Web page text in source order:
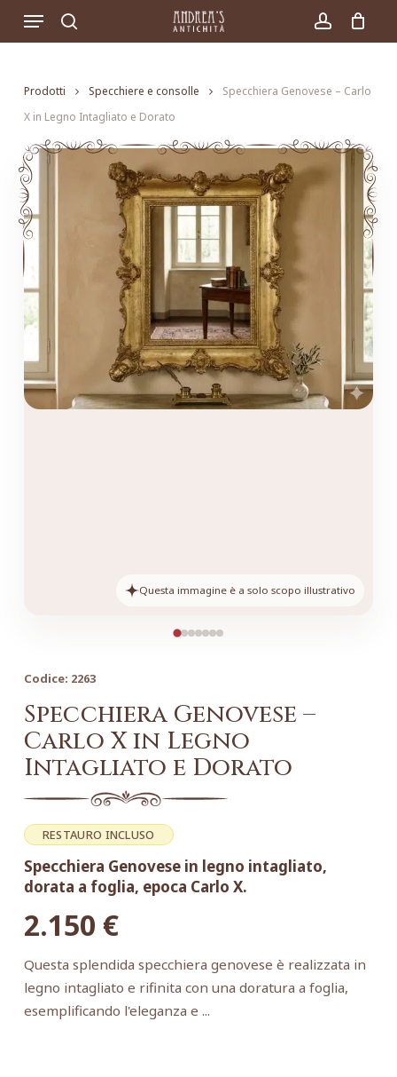
search account
Menu
Prodotti Specchiere e consolle
Specchiera Genovese – Carlo
X in Legno Intagliato e Dorato
Questa immagine è a solo scopo illustrativo
Codice: 2263
Specchiera Genovese –
Carlo X in Legno
Intagliato e Dorato
RESTAURO INCLUSO
Specchiera Genovese in legno intagliato,
dorata a foglia, epoca Carlo X.
2.150 €
Questa splendida specchiera genovese è realizzata in
legno intagliato e rifinita con una doratura a foglia,
esemplificando l'eleganza e ...